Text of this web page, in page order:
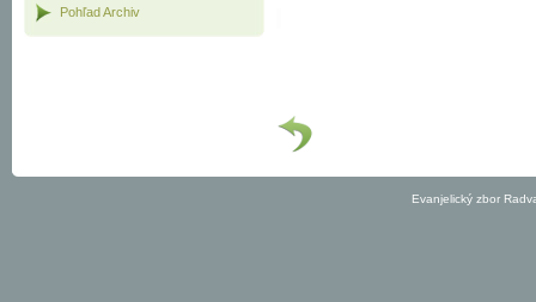
Pohľad Archiv
Predch.
Evanjelický zbor